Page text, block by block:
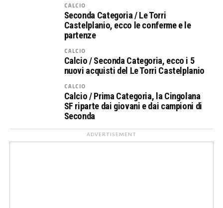
CALCIO
Seconda Categoria / Le Torri
Castelplanio, ecco le conferme e le
partenze
CALCIO
Calcio / Seconda Categoria, ecco i 5
nuovi acquisti del Le Torri Castelplanio
CALCIO
Calcio / Prima Categoria, la Cingolana
SF riparte dai giovani e dai campioni di
Seconda
ADVERTISEMENT